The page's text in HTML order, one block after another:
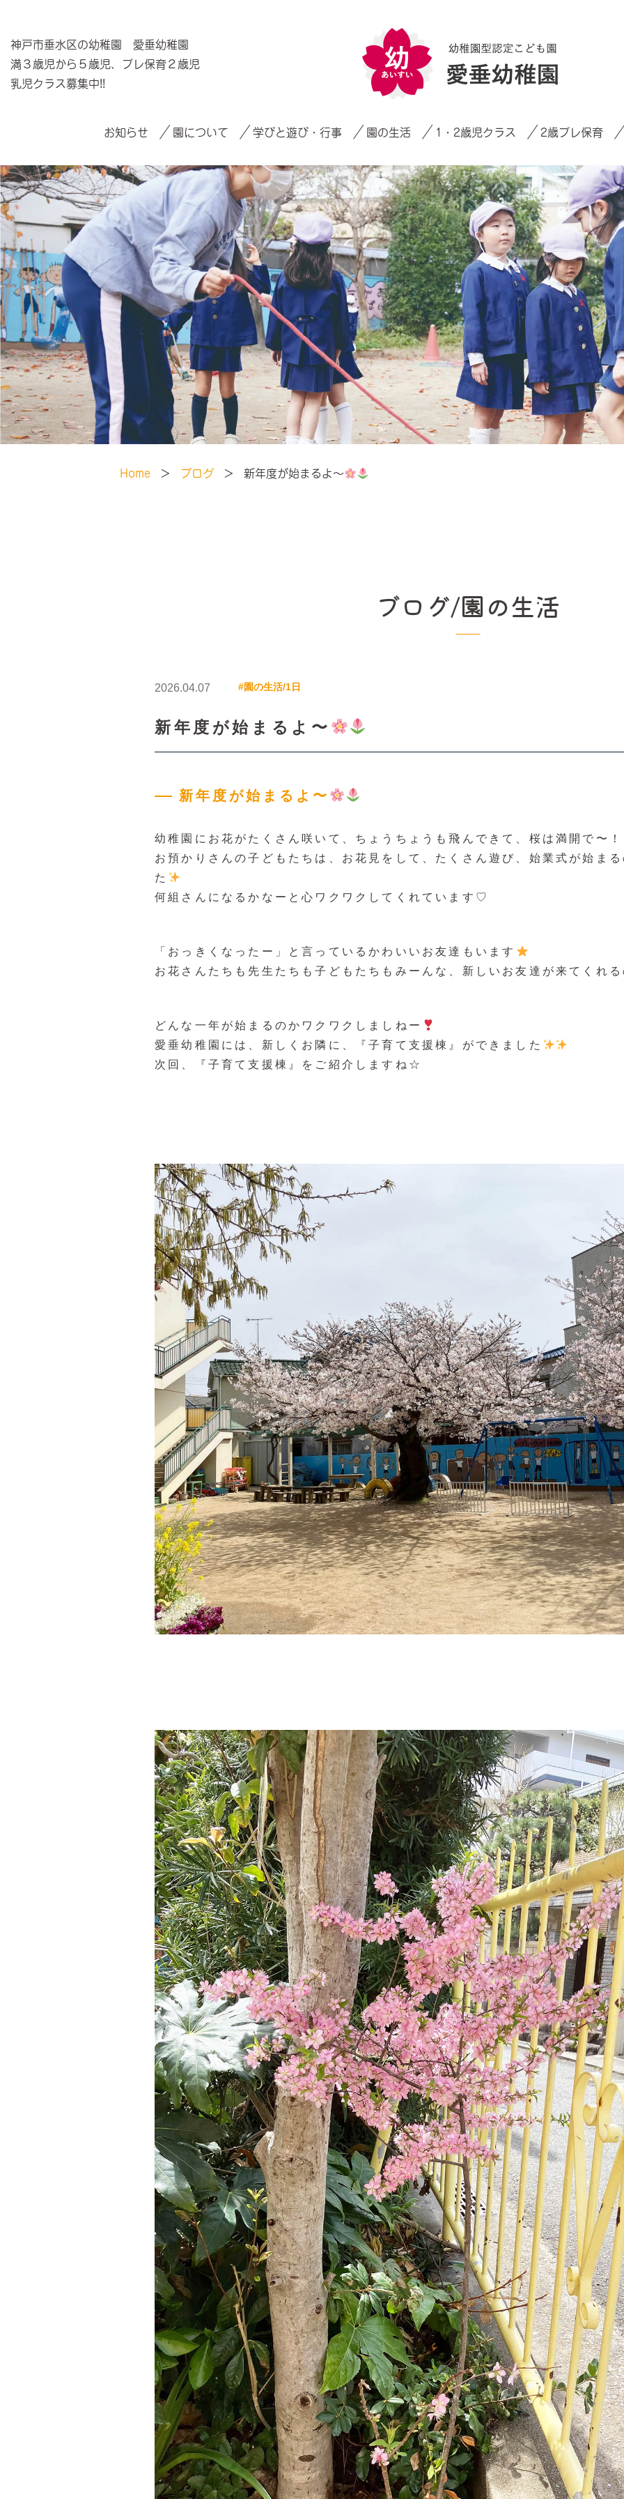
神戸市垂水区の幼稚園 愛垂幼稚園
満３歳児から５歳児、プレ保育２歳児
乳児クラス募集中!!
お知らせ 園について 学びと遊び・行事 園の生活 1・2歳児クラス 2歳プレ保育
Home ブログ 新年度が始まるよ〜
ブログ/園の生活
2026.04.07 #園の生活/1日
新年度が始まるよ〜
新年度が始まるよ〜
幼稚園にお花がたくさん咲いて、ちょうちょうも飛んできて、桜は満開で〜
お預かりさんの子どもたちは、お花見をして、たくさん遊び、始業式が始ま
た
何組さんになるかなーと心ワクワクしてくれています♡
「おっきくなったー」と言っているかわいいお友達もいます
お花さんたちも先生たちも子どもたちもみーんな、新しいお友達が来てくれ
どんな一年が始まるのかワクワクしましねー
愛垂幼稚園には、新しくお隣に、『子育て支援棟』ができました
次回、『子育て支援棟』をご紹介しますね☆